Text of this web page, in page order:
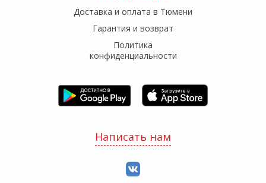
Доставка и оплата в Тюмени
Гарантия и возврат
Политика
конфиденциальности
Написать нам